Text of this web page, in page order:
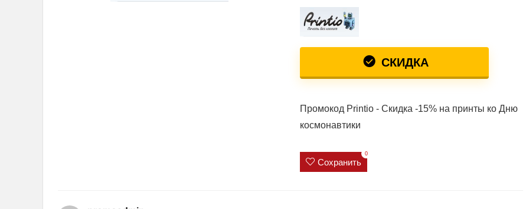
СКИДКА
Промокод Printio - Скидка -15% на принты ко Дню
космонавтики
Сохранить
0